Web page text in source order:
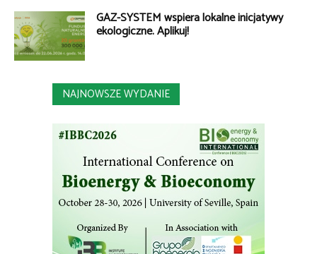
GAZ-SYSTEM wspiera lokalne inicjatywy
ekologiczne. Aplikuj!
NAJNOWSZE WYDANIE